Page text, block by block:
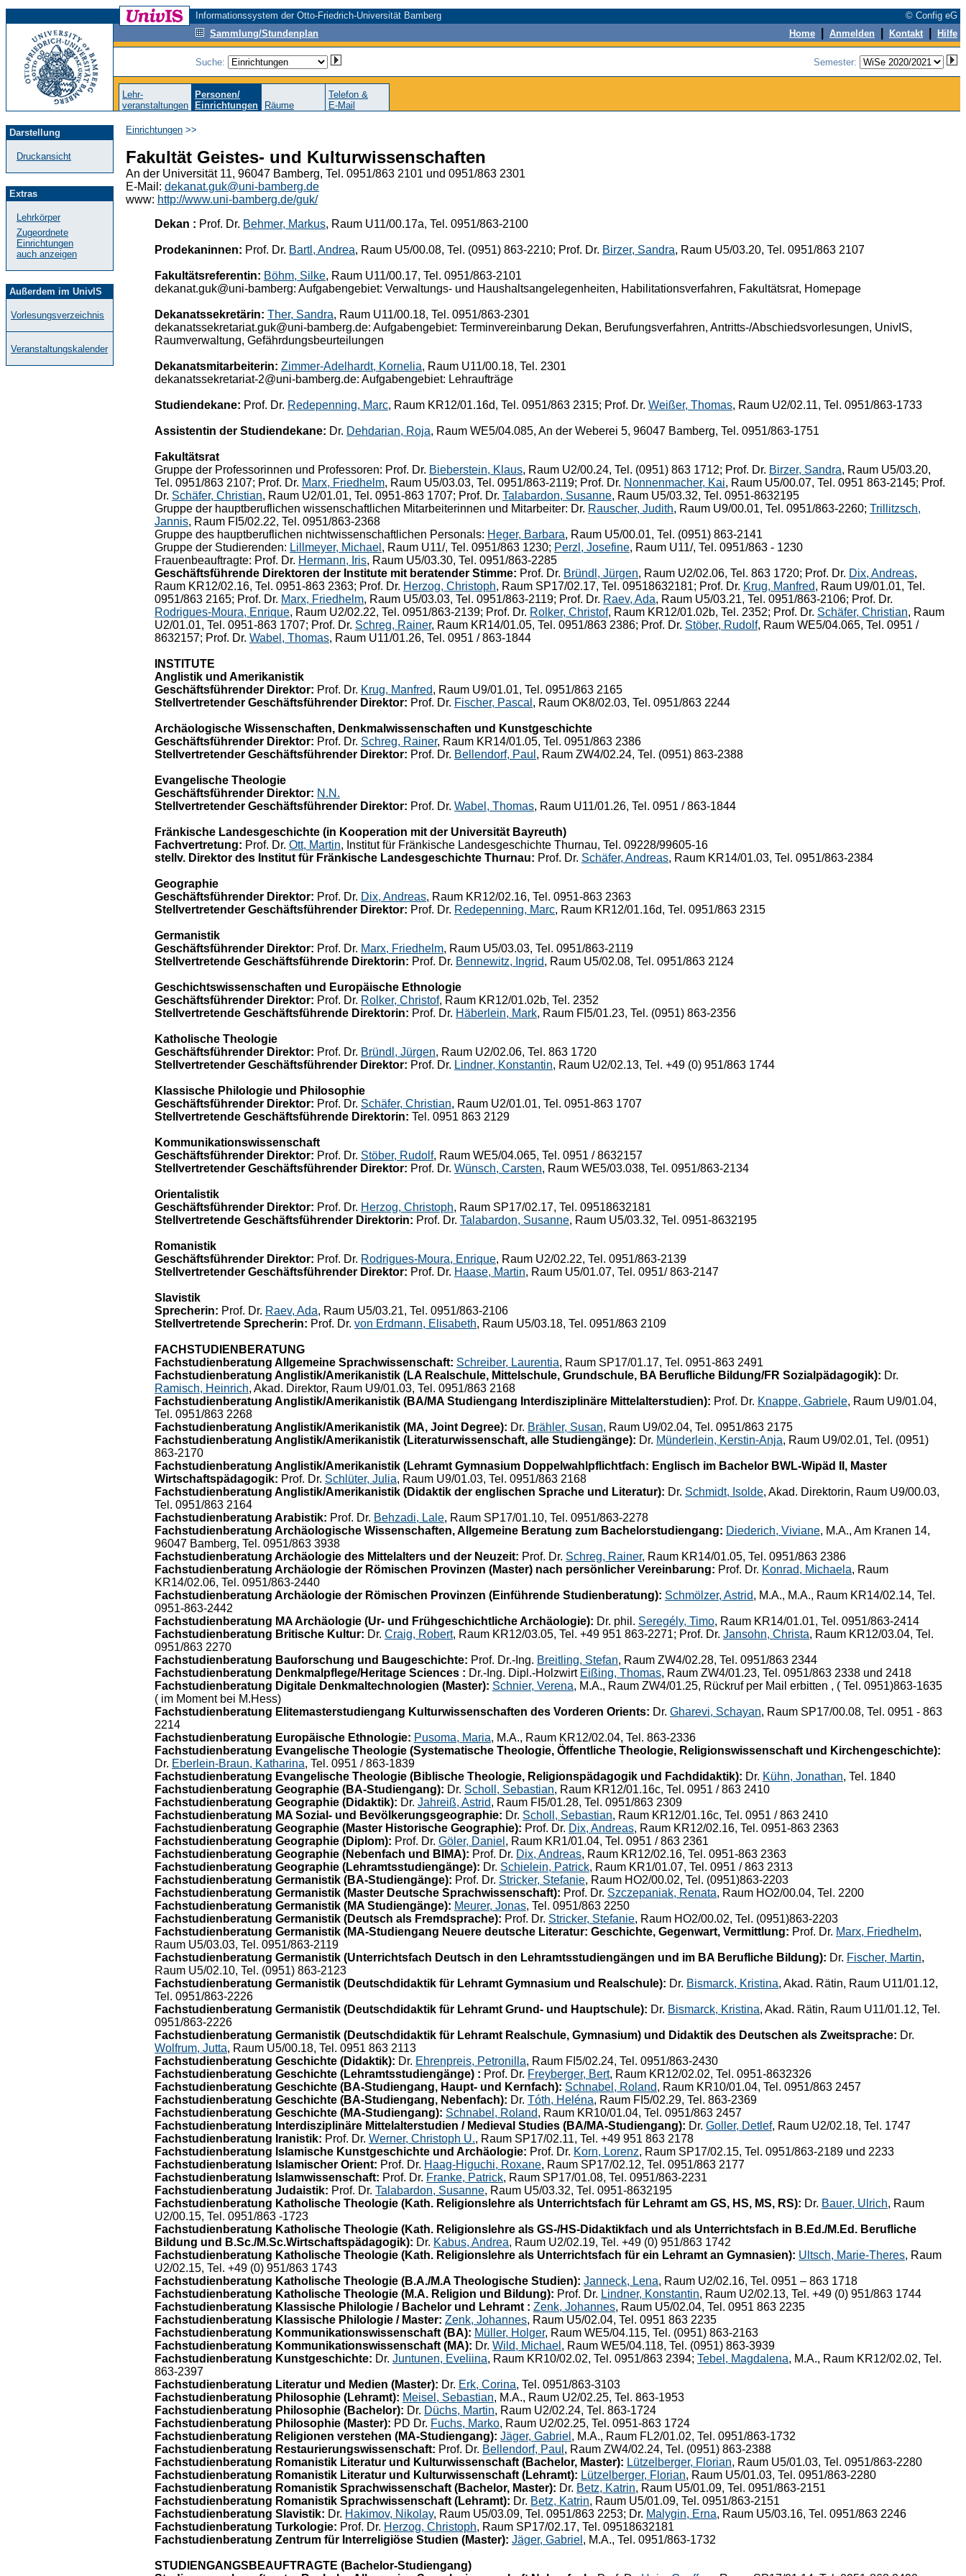
Informationssystem der Otto-Friedrich-Universität Bamberg
© Config eG
Sammlung/Stundenplan
Home Anmelden Kontakt Hilfe
Suche: Semester:
Lehr-
veranstaltungen
Personen/
Einrichtungen
Räume
Telefon &
E-Mail
Darstellung
Druckansicht
Extras
Lehrkörper
Zugeordnete
Einrichtungen
auch anzeigen
Außerdem im UnivIS
Vorlesungsverzeichnis
Veranstaltungskalender
Einrichtungen >>
Fakultät Geistes- und Kulturwissenschaften
An der Universität 11, 96047 Bamberg, Tel. 0951/863 2101 und 0951/863 2301
E-Mail: dekanat.guk@uni-bamberg.de
www: http://www.uni-bamberg.de/guk/
Dekan : Prof. Dr. Behmer, Markus, Raum U11/00.17a, Tel. 0951/863-2100
Prodekaninnen: Prof. Dr. Bartl, Andrea, Raum U5/00.08, Tel. (0951) 863-2210; Prof. Dr. Birzer, Sandra, Raum U5/03.20, Tel. 0951/863 2107
Fakultätsreferentin: Böhm, Silke, Raum U11/00.17, Tel. 0951/863-2101
dekanat.guk@uni-bamberg: Aufgabengebiet: Verwaltungs- und Haushaltsangelegenheiten, Habilitationsverfahren, Fakultätsrat, Homepage
Dekanatssekretärin: Ther, Sandra, Raum U11/00.18, Tel. 0951/863-2301
dekanatssekretariat.guk@uni-bamberg.de: Aufgabengebiet: Terminvereinbarung Dekan, Berufungsverfahren, Antritts-/Abschiedsvorlesungen, UnivIS,
Raumverwaltung, Gefährdungsbeurteilungen
Dekanatsmitarbeiterin: Zimmer-Adelhardt, Kornelia, Raum U11/00.18, Tel. 2301
dekanatssekretariat-2@uni-bamberg.de: Aufgabengebiet: Lehraufträge
Studiendekane: Prof. Dr. Redepenning, Marc, Raum KR12/01.16d, Tel. 0951/863 2315; Prof. Dr. Weißer, Thomas, Raum U2/02.11, Tel. 0951/863-1733
Assistentin der Studiendekane: Dr. Dehdarian, Roja, Raum WE5/04.085, An der Weberei 5, 96047 Bamberg, Tel. 0951/863-1751
Fakultätsrat
Gruppe der Professorinnen und Professoren: Prof. Dr. Bieberstein, Klaus, Raum U2/00.24, Tel. (0951) 863 1712; Prof. Dr. Birzer, Sandra, Raum U5/03.20,
Tel. 0951/863 2107; Prof. Dr. Marx, Friedhelm, Raum U5/03.03, Tel. 0951/863-2119; Prof. Dr. Nonnenmacher, Kai, Raum U5/00.07, Tel. 0951 863-2145; Prof.
Dr. Schäfer, Christian, Raum U2/01.01, Tel. 0951-863 1707; Prof. Dr. Talabardon, Susanne, Raum U5/03.32, Tel. 0951-8632195
Gruppe der hauptberuflichen wissenschaftlichen Mitarbeiterinnen und Mitarbeiter: Dr. Rauscher, Judith, Raum U9/00.01, Tel. 0951/863-2260; Trillitzsch,
Jannis, Raum FI5/02.22, Tel. 0951/863-2368
Gruppe des hauptberuflichen nichtwissenschaftlichen Personals: Heger, Barbara, Raum U5/00.01, Tel. (0951) 863-2141
Gruppe der Studierenden: Lillmeyer, Michael , Raum U11/, Tel. 0951/863 1230; Perzl, Josefine, Raum U11/, Tel. 0951/863 - 1230
Frauenbeauftragte: Prof. Dr. Hermann, Iris, Raum U5/03.30, Tel. 0951/863-2285
Geschäftsführende Direktoren der Institute mit beratender Stimme: Prof. Dr. Bründl, Jürgen, Raum U2/02.06, Tel. 863 1720; Prof. Dr. Dix, Andreas,
Raum KR12/02.16, Tel. 0951-863 2363; Prof. Dr. Herzog, Christoph, Raum SP17/02.17, Tel. 09518632181; Prof. Dr. Krug, Manfred, Raum U9/01.01, Tel.
0951/863 2165; Prof. Dr. Marx, Friedhelm, Raum U5/03.03, Tel. 0951/863-2119; Prof. Dr. Raev, Ada, Raum U5/03.21, Tel. 0951/863-2106; Prof. Dr.
Rodrigues-Moura, Enrique, Raum U2/02.22, Tel. 0951/863-2139; Prof. Dr. Rolker, Christof, Raum KR12/01.02b, Tel. 2352; Prof. Dr. Schäfer, Christian, Raum
U2/01.01, Tel. 0951-863 1707; Prof. Dr. Schreg, Rainer, Raum KR14/01.05, Tel. 0951/863 2386; Prof. Dr. Stöber, Rudolf, Raum WE5/04.065, Tel. 0951 /
8632157; Prof. Dr. Wabel, Thomas, Raum U11/01.26, Tel. 0951 / 863-1844
INSTITUTE
Anglistik und Amerikanistik
Geschäftsführender Direktor: Prof. Dr. Krug, Manfred, Raum U9/01.01, Tel. 0951/863 2165
Stellvertretender Geschäftsführender Direktor: Prof. Dr. Fischer, Pascal , Raum OK8/02.03, Tel. 0951/863 2244
Archäologische Wissenschaften, Denkmalwissenschaften und Kunstgeschichte
Geschäftsführender Direktor: Prof. Dr. Schreg, Rainer, Raum KR14/01.05, Tel. 0951/863 2386
Stellvertretender Geschäftsführender Direktor: Prof. Dr. Bellendorf, Paul , Raum ZW4/02.24, Tel. (0951) 863-2388
Evangelische Theologie
Geschäftsführender Direktor: N.N.
Stellvertretender Geschäftsführender Direktor: Prof. Dr. Wabel, Thomas, Raum U11/01.26, Tel. 0951 / 863-1844
Fränkische Landesgeschichte (in Kooperation mit der Universität Bayreuth)
Fachvertretung: Prof. Dr. Ott, Martin, Institut für Fränkische Landesgeschichte Thurnau, Tel. 09228/99605-16
stellv. Direktor des Institut für Fränkische Landesgeschichte Thurnau: Prof. Dr. Schäfer, Andreas, Raum KR14/01.03, Tel. 0951/863-2384
Geographie
Geschäftsführender Direktor: Prof. Dr. Dix, Andreas, Raum KR12/02.16, Tel. 0951-863 2363
Stellvertretender Geschäftsführender Direktor: Prof. Dr. Redepenning, Marc, Raum KR12/01.16d, Tel. 0951/863 2315
Germanistik
Geschäftsführender Direktor: Prof. Dr. Marx, Friedhelm, Raum U5/03.03, Tel. 0951/863-2119
Stellvertretende Geschäftsführende Direktorin: Prof. Dr. Bennewitz, Ingrid, Raum U5/02.08, Tel. 0951/863 2124
Geschichtswissenschaften und Europäische Ethnologie
Geschäftsführender Direktor: Prof. Dr. Rolker, Christof, Raum KR12/01.02b, Tel. 2352
Stellvertretende Geschäftsführende Direktorin: Prof. Dr. Häberlein, Mark, Raum FI5/01.23, Tel. (0951) 863-2356
Katholische Theologie
Geschäftsführender Direktor: Prof. Dr. Bründl, Jürgen, Raum U2/02.06, Tel. 863 1720
Stellvertretender Geschäftsführender Direktor: Prof. Dr. Lindner, Konstantin, Raum U2/02.13, Tel. +49 (0) 951/863 1744
Klassische Philologie und Philosophie
Geschäftsführender Direktor: Prof. Dr. Schäfer, Christian, Raum U2/01.01, Tel. 0951-863 1707
Stellvertretende Geschäftsführende Direktorin: Tel. 0951 863 2129
Kommunikationswissenschaft
Geschäftsführender Direktor: Prof. Dr. Stöber, Rudolf, Raum WE5/04.065, Tel. 0951 / 8632157
Stellvertretender Geschäftsführender Direktor: Prof. Dr. Wünsch, Carsten, Raum WE5/03.038, Tel. 0951/863-2134
Orientalistik
Geschäftsführender Direktor: Prof. Dr. Herzog, Christoph, Raum SP17/02.17, Tel. 09518632181
Stellvertretende Geschäftsführender Direktorin: Prof. Dr. Talabardon, Susanne, Raum U5/03.32, Tel. 0951-8632195
Romanistik
Geschäftsführender Direktor: Prof. Dr. Rodrigues-Moura, Enrique, Raum U2/02.22, Tel. 0951/863-2139
Stellvertretender Geschäftsführender Direktor: Prof. Dr. Haase, Martin, Raum U5/01.07, Tel. 0951/ 863-2147
Slavistik
Sprecherin: Prof. Dr. Raev, Ada, Raum U5/03.21, Tel. 0951/863-2106
Stellvertretende Sprecherin: Prof. Dr. von Erdmann, Elisabeth, Raum U5/03.18, Tel. 0951/863 2109
FACHSTUDIENBERATUNG
Fachstudienberatung Allgemeine Sprachwissenschaft: Schreiber, Laurentia, Raum SP17/01.17, Tel. 0951-863 2491
Fachstudienberatung Anglistik/Amerikanistik (LA Realschule, Mittelschule, Grundschule, BA Berufliche Bildung/FR Sozialpädagogik): Dr.
Ramisch, Heinrich, Akad. Direktor, Raum U9/01.03, Tel. 0951/863 2168
Fachstudienberatung Anglistik/Amerikanistik (BA/MA Studiengang Interdisziplinäre Mittelalterstudien): Prof. Dr. Knappe, Gabriele, Raum U9/01.04,
Tel. 0951/863 2268
Fachstudienberatung Anglistik/Amerikanistik (MA, Joint Degree): Dr. Brähler, Susan, Raum U9/02.04, Tel. 0951/863 2175
Fachstudienberatung Anglistik/Amerikanistik (Literaturwissenschaft, alle Studiengänge): Dr. Münderlein, Kerstin-Anja, Raum U9/02.01, Tel. (0951)
863-2170
Fachstudienberatung Anglistik/Amerikanistik (Lehramt Gymnasium Doppelwahlpflichtfach: Englisch im Bachelor BWL-Wipäd II, Master
Wirtschaftspädagogik: Prof. Dr. Schlüter, Julia, Raum U9/01.03, Tel. 0951/863 2168
Fachstudienberatung Anglistik/Amerikanistik (Didaktik der englischen Sprache und Literatur): Dr. Schmidt, Isolde, Akad. Direktorin, Raum U9/00.03,
Tel. 0951/863 2164
Fachstudienberatung Arabistik: Prof. Dr. Behzadi, Lale, Raum SP17/01.10, Tel. 0951/863-2278
Fachstudienberatung Archäologische Wissenschaften, Allgemeine Beratung zum Bachelorstudiengang: Diederich, Viviane, M.A., Am Kranen 14,
96047 Bamberg, Tel. 0951/863 3938
Fachstudienberatung Archäologie des Mittelalters und der Neuzeit: Prof. Dr. Schreg, Rainer, Raum KR14/01.05, Tel. 0951/863 2386
Fachstudienberatung Archäologie der Römischen Provinzen (Master) nach persönlicher Vereinbarung: Prof. Dr. Konrad, Michaela, Raum
KR14/02.06, Tel. 0951/863-2440
Fachstudienberatung Archäologie der Römischen Provinzen (Einführende Studienberatung): Schmölzer, Astrid, M.A., M.A., Raum KR14/02.14, Tel.
0951-863-2442
Fachstudienberatung MA Archäologie (Ur- und Frühgeschichtliche Archäologie): Dr. phil. Seregély, Timo, Raum KR14/01.01, Tel. 0951/863-2414
Fachstudienberatung Britische Kultur: Dr. Craig, Robert, Raum KR12/03.05, Tel. +49 951 863-2271; Prof. Dr. Jansohn, Christa, Raum KR12/03.04, Tel.
0951/863 2270
Fachstudienberatung Bauforschung und Baugeschichte: Prof. Dr.-Ing. Breitling, Stefan, Raum ZW4/02.28, Tel. 0951/863 2344
Fachstudienberatung Denkmalpflege/Heritage Sciences : Dr.-Ing. Dipl.-Holzwirt Eißing, Thomas, Raum ZW4/01.23, Tel. 0951/863 2338 und 2418
Fachstudienberatung Digitale Denkmaltechnologien (Master): Schnier, Verena, M.A., Raum ZW4/01.25, Rückruf per Mail erbitten , ( Tel. 0951)863-1635
( im Moment bei M.Hess)
Fachstudienberatung Elitemasterstudiengang Kulturwissenschaften des Vorderen Orients: Dr. Gharevi, Schayan, Raum SP17/00.08, Tel. 0951 - 863
2214
Fachstudienberatung Europäische Ethnologie: Pusoma, Maria, M.A., Raum KR12/02.04, Tel. 863-2336
Fachstudienberatung Evangelische Theologie (Systematische Theologie, Öffentliche Theologie, Religionswissenschaft und Kirchengeschichte):
Dr. Eberlein-Braun, Katharina, Tel. 0951 / 863-1839
Fachstudienberatung Evangelische Theologie (Biblische Theologie, Religionspädagogik und Fachdidaktik): Dr. Kühn, Jonathan, Tel. 1840
Fachstudienberatung Geographie (BA-Studiengang): Dr. Scholl, Sebastian, Raum KR12/01.16c, Tel. 0951 / 863 2410
Fachstudienberatung Geographie (Didaktik): Dr. Jahreiß, Astrid, Raum FI5/01.28, Tel. 0951/863 2309
Fachstudienberatung MA Sozial- und Bevölkerungsgeographie: Dr. Scholl, Sebastian, Raum KR12/01.16c, Tel. 0951 / 863 2410
Fachstudienberatung Geographie (Master Historische Geographie): Prof. Dr. Dix, Andreas, Raum KR12/02.16, Tel. 0951-863 2363
Fachstudienberatung Geographie (Diplom): Prof. Dr. Göler, Daniel , Raum KR1/01.04, Tel. 0951 / 863 2361
Fachstudienberatung Geographie (Nebenfach und BIMA): Prof. Dr. Dix, Andreas, Raum KR12/02.16, Tel. 0951-863 2363
Fachstudienberatung Geographie (Lehramtsstudiengänge): Dr. Schielein, Patrick, Raum KR1/01.07, Tel. 0951 / 863 2313
Fachstudienberatung Germanistik (BA-Studiengänge): Prof. Dr. Stricker, Stefanie, Raum HO2/00.02, Tel. (0951)863-2203
Fachstudienberatung Germanistik (Master Deutsche Sprachwissenschaft): Prof. Dr. Szczepaniak, Renata, Raum HO2/00.04, Tel. 2200
Fachstudienberatung Germanistik (MA Studiengänge): Meurer, Jonas, Tel. 0951/863 2250
Fachstudienberatung Germanistik (Deutsch als Fremdsprache): Prof. Dr. Stricker, Stefanie, Raum HO2/00.02, Tel. (0951)863-2203
Fachstudienberatung Germanistik (MA-Studiengang Neuere deutsche Literatur: Geschichte, Gegenwart, Vermittlung: Prof. Dr. Marx, Friedhelm,
Raum U5/03.03, Tel. 0951/863-2119
Fachstudienberatung Germanistik (Unterrichtsfach Deutsch in den Lehramtsstudiengängen und im BA Berufliche Bildung): Dr. Fischer, Martin,
Raum U5/02.10, Tel. (0951) 863-2123
Fachstudienberatung Germanistik (Deutschdidaktik für Lehramt Gymnasium und Realschule): Dr. Bismarck, Kristina, Akad. Rätin, Raum U11/01.12,
Tel. 0951/863-2226
Fachstudienberatung Germanistik (Deutschdidaktik für Lehramt Grund- und Hauptschule): Dr. Bismarck, Kristina, Akad. Rätin, Raum U11/01.12, Tel.
0951/863-2226
Fachstudienberatung Germanistik (Deutschdidaktik für Lehramt Realschule, Gymnasium) und Didaktik des Deutschen als Zweitsprache: Dr.
Wolfrum, Jutta, Raum U5/00.18, Tel. 0951 863 2113
Fachstudienberatung Geschichte (Didaktik): Dr. Ehrenpreis, Petronilla, Raum FI5/02.24, Tel. 0951/863-2430
Fachstudienberatung Geschichte (Lehramtsstudiengänge) : Prof. Dr. Freyberger, Bert, Raum KR12/02.02, Tel. 0951-8632326
Fachstudienberatung Geschichte (BA-Studiengang, Haupt- und Kernfach): Schnabel, Roland, Raum KR10/01.04, Tel. 0951/863 2457
Fachstudienberatung Geschichte (BA-Studiengang, Nebenfach): Dr. Tóth, Heléna, Raum FI5/02.29, Tel. 863-2369
Fachstudienberatung Geschichte (MA-Studiengang): Schnabel, Roland, Raum KR10/01.04, Tel. 0951/863 2457
Fachstudienberatung Interdisziplinäre Mittelalterstudien / Medieval Studies (BA/MA-Studiengang): Dr. Goller, Detlef, Raum U2/02.18, Tel. 1747
Fachstudienberatung Iranistik: Prof. Dr. Werner, Christoph U., Raum SP17/02.11, Tel. +49 951 863 2178
Fachstudienberatung Islamische Kunstgeschichte und Archäologie: Prof. Dr. Korn, Lorenz, Raum SP17/02.15, Tel. 0951/863-2189 und 2233
Fachstudienberatung Islamischer Orient: Prof. Dr. Haag-Higuchi, Roxane, Raum SP17/02.12, Tel. 0951/863 2177
Fachstudienberatung Islamwissenschaft: Prof. Dr. Franke, Patrick, Raum SP17/01.08, Tel. 0951/863-2231
Fachstudienberatung Judaistik: Prof. Dr. Talabardon, Susanne, Raum U5/03.32, Tel. 0951-8632195
Fachstudienberatung Katholische Theologie (Kath. Religionslehre als Unterrichtsfach für Lehramt am GS, HS, MS, RS): Dr. Bauer, Ulrich, Raum
U2/00.15, Tel. 0951/863 -1723
Fachstudienberatung Katholische Theologie (Kath. Religionslehre als GS-/HS-Didaktikfach und als Unterrichtsfach in B.Ed./M.Ed. Berufliche
Bildung und B.Sc./M.Sc.Wirtschaftspädagogik): Dr. Kabus, Andrea, Raum U2/02.19, Tel. +49 (0) 951/863 1742
Fachstudienberatung Katholische Theologie (Kath. Religionslehre als Unterrichtsfach für ein Lehramt an Gymnasien): Ultsch, Marie-Theres, Raum
U2/02.15, Tel. +49 (0) 951/863 1743
Fachstudienberatung Katholische Theologie (B.A./M.A Theologische Studien): Janneck, Lena, Raum U2/02.16, Tel. 0951 – 863 1718
Fachstudienberatung Katholische Theologie (M.A. Religion und Bildung): Prof. Dr. Lindner, Konstantin, Raum U2/02.13, Tel. +49 (0) 951/863 1744
Fachstudienberatung Klassische Philologie / Bachelor und Lehramt : Zenk, Johannes, Raum U5/02.04, Tel. 0951 863 2235
Fachstudienberatung Klassische Philologie / Master: Zenk, Johannes, Raum U5/02.04, Tel. 0951 863 2235
Fachstudienberatung Kommunikationswissenschaft (BA): Müller, Holger, Raum WE5/04.115, Tel. (0951) 863-2163
Fachstudienberatung Kommunikationswissenschaft (MA): Dr. Wild, Michael , Raum WE5/04.118, Tel. (0951) 863-3939
Fachstudienberatung Kunstgeschichte: Dr. Juntunen, Eveliina, Raum KR10/02.02, Tel. 0951/863 2394; Tebel, Magdalena, M.A., Raum KR12/02.02, Tel.
863-2397
Fachstudienberatung Literatur und Medien (Master): Dr. Erk, Corina, Tel. 0951/863-3103
Fachstudienberatung Philosophie (Lehramt): Meisel, Sebastian, M.A., Raum U2/02.25, Tel. 863-1953
Fachstudienberatung Philosophie (Bachelor): Dr. Düchs, Martin, Raum U2/02.24, Tel. 863-1724
Fachstudienberatung Philosophie (Master): PD Dr. Fuchs, Marko, Raum U2/02.25, Tel. 0951-863 1724
Fachstudienberatung Religionen verstehen (MA-Studiengang): Jäger, Gabriel , M.A., Raum FL2/01.02, Tel. 0951/863-1732
Fachstudienberatung Restaurierungswissenschaft: Prof. Dr. Bellendorf, Paul , Raum ZW4/02.24, Tel. (0951) 863-2388
Fachstudienberatung Romanistik Literatur und Kulturwissenschaft (Bachelor, Master): Lützelberger, Florian, Raum U5/01.03, Tel. 0951/863-2280
Fachstudienberatung Romanistik Literatur und Kulturwissenschaft (Lehramt): Lützelberger, Florian, Raum U5/01.03, Tel. 0951/863-2280
Fachstudienberatung Romanistik Sprachwissenschaft (Bachelor, Master): Dr. Betz, Katrin, Raum U5/01.09, Tel. 0951/863-2151
Fachstudienberatung Romanistik Sprachwissenschaft (Lehramt): Dr. Betz, Katrin, Raum U5/01.09, Tel. 0951/863-2151
Fachstudienberatung Slavistik: Dr. Hakimov, Nikolay, Raum U5/03.09, Tel. 0951/863 2253; Dr. Malygin, Erna, Raum U5/03.16, Tel. 0951/863 2246
Fachstudienberatung Turkologie: Prof. Dr. Herzog, Christoph, Raum SP17/02.17, Tel. 09518632181
Fachstudienberatung Zentrum für Interreligiöse Studien (Master): Jäger, Gabriel , M.A., Tel. 0951/863-1732
STUDIENGANGSBEAUFTRAGTE (Bachelor-Studiengang)